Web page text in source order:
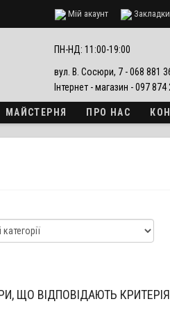
Мій акаунт Закладки
ПН-НД: 11:00-19:00
вул. В. Сосюри, 7 - 068 881
Інтернет - магазин - 097
МАЙСТЕРНЯ ПРО НАС
ЩО ВІДПОВІДАЮТЬ